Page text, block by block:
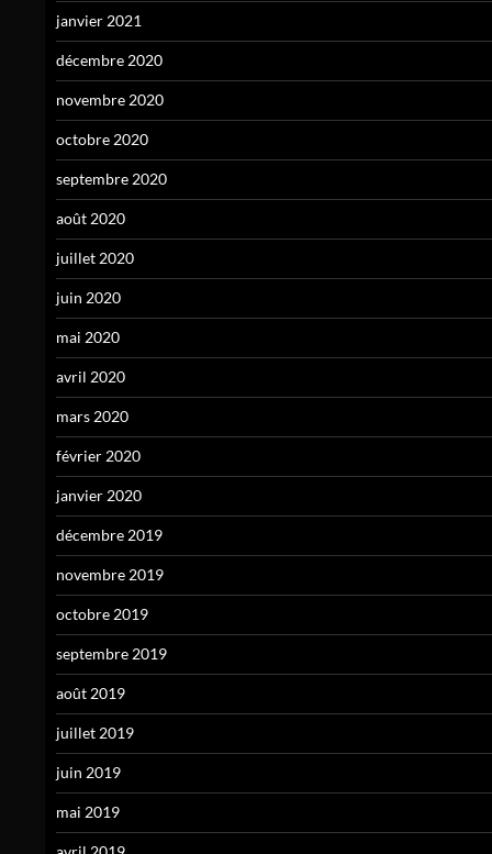
janvier 2021
décembre 2020
novembre 2020
octobre 2020
septembre 2020
août 2020
juillet 2020
juin 2020
mai 2020
avril 2020
mars 2020
février 2020
janvier 2020
décembre 2019
novembre 2019
octobre 2019
septembre 2019
août 2019
juillet 2019
juin 2019
mai 2019